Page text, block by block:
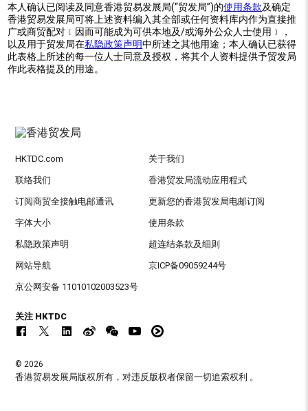
本人确认已阅读及同意香港贸易发展局(“贸发局”)的使用条款及确定
香港贸易发展局可将上述资料编入其全部或任何资料库内作为直接推
广或商贸配对﹝因而可能成为可供本地及/或海外公众人士使用﹞，
以及用于贸发局在私隐政策声明中所述之其他用途；本人确认已获得
此表格上所述的每一位人士同意及授权，将其个人资料提供予贸发局
作此表格提及的用途。
HKTDC.com 关于我们
联络我们 香港贸发局流动应用程式
订阅商贸全接触电邮通讯 更新您的香港贸发局电邮订阅
字体大小 使用条款
私隐政策声明 超连结条款及细则
网站导航 京ICP备09059244号
京公网安备 11010102003523号
关注 HKTDC
© 2026
香港贸易发展局版权所有，对违反版权者保留一切追索权利 。